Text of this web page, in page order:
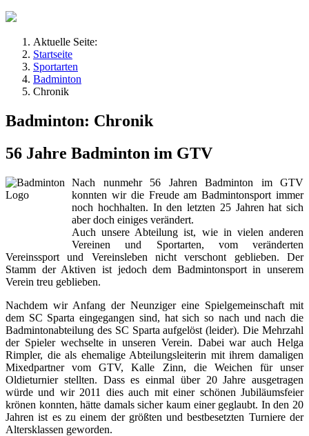
Aktuelle Seite:
Startseite
Sportarten
Badminton
Chronik
Badminton: Chronik
56 Jahre Badminton im GTV
Nach nunmehr 56 Jahren Badminton im GTV
konnten wir die Freude am Badmintonsport immer
noch hochhalten. In den letzten 25 Jahren hat sich
aber doch einiges verändert.
Auch unsere Abteilung ist, wie in vielen anderen
Vereinen und Sportarten, vom veränderten
Vereinssport und Vereinsleben nicht verschont geblieben. Der
Stamm der Aktiven ist jedoch dem Badmintonsport in unserem
Verein treu geblieben.
Nachdem wir Anfang der Neunziger eine Spielgemeinschaft mit
dem SC Sparta eingegangen sind, hat sich so nach und nach die
Badmintonabteilung des SC Sparta aufgelöst (leider). Die Mehrzahl
der Spieler wechselte in unseren Verein. Dabei war auch Helga
Rimpler, die als ehemalige Abteilungsleiterin mit ihrem damaligen
Mixedpartner vom GTV, Kalle Zinn, die Weichen für unser
Oldieturnier stellten. Dass es einmal über 20 Jahre ausgetragen
würde und wir 2011 dies auch mit einer schönen Jubiläumsfeier
krönen konnten, hätte damals sicher kaum einer geglaubt. In den 20
Jahren ist es zu einem der größten und bestbesetzten Turniere der
Altersklassen geworden.